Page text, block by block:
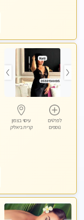
לפרטים
נוספים
עיסוי בצפון
קרית ביאליק